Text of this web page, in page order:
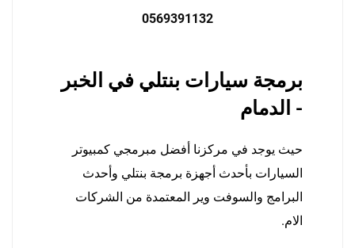
0569391132
برمجة سيارات بنتلي في الخبر
- الدمام
حيث يوجد في مركزنا أفضل مبرمجي كمبيوتر
السيارات بأحدث أجهزة برمجة بنتلي وأحدث
البرامج والسوفت وير المعتمدة من الشركات
الام.